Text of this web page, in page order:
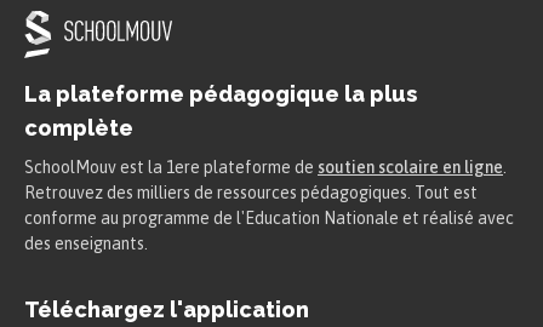
La plateforme pédagogique la plus
complète
SchoolMouv est la 1ere plateforme de soutien scolaire en ligne
Retrouvez des milliers de ressources pédagogiques. Tout est
conforme au programme de l'Education Nationale et réalisé avec
des enseignants.
Téléchargez l'application